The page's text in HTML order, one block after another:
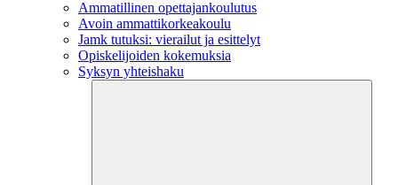
Ammatillinen opettajankoulutus
Avoin ammattikorkeakoulu
Jamk tutuksi: vierailut ja esittelyt
Opiskelijoiden kokemuksia
Syksyn yhteishaku